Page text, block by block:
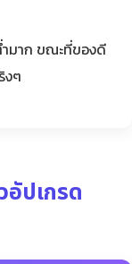
ำมาก ขณะที่ของดี
งๆ
ปเกรด